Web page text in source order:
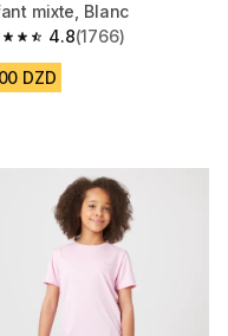
mixte, Blanc
4.8
out of 5 stars from 1766
(1766)
DZD